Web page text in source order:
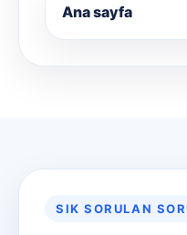
Ana sayfa
SIK SORULAN